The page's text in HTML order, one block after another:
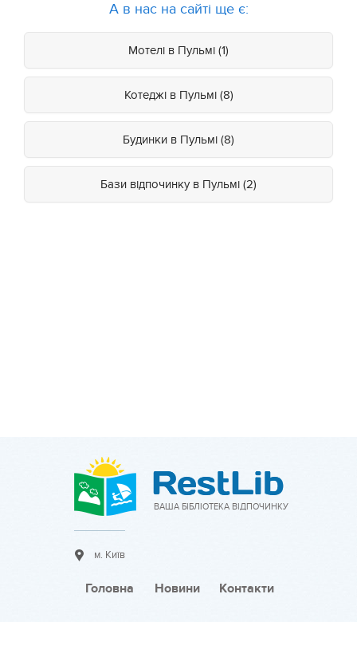
А в нас на сайті ще є:
Мотелі в Пульмі (1)
Котеджі в Пульмі (8)
Будинки в Пульмі (8)
Бази відпочинку в Пульмі (2)
ВАША БІБЛІОТЕКА ВІДПОЧИНКУ
м. Київ
Головна Новини Контакти